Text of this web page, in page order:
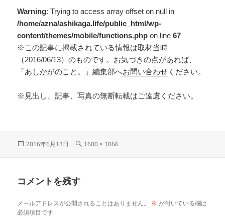
Warning: Trying to access array offset on null in
/home/azna/ashikaga.life/public_html/wp-
content/themes/mobile/functions.php on line67
※この記事に掲載されている情報は取材当時
（2016/06/13）のものです。お気づきの点があれば、
「あしかがのこと。」編集部へお問い合わせ ください。
※見出し、記事、写真の無断転載はご遠慮ください。
2016年6月13日 1600 × 1066
コメントを残す
メールアドレスが公開されることはありません。 ※ が付いている欄は
必須項目です